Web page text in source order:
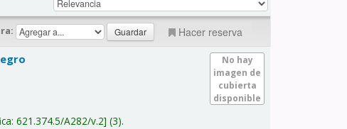
Hacer reserva
No hay
imagen de
cubierta
disponible
621.374.5/A282/v.2 (3).